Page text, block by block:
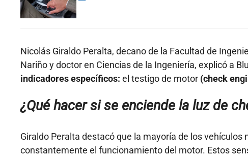
Nicolás Giraldo Peralta, decano de la Facultad de
Nariño y doctor en Ciencias de la Ingeniería, explicó a
indicadores específicos: el testigo de motor (check
¿Qué hacer si se enciende la luz de
Giraldo Peralta destacó que la mayoría de los
constantemente el funcionamiento del motor. Estos